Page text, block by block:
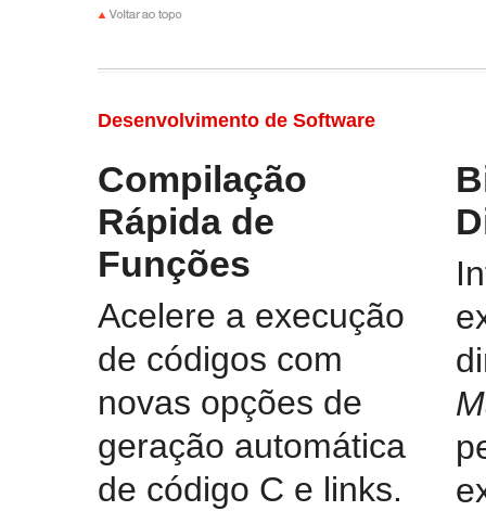
Desenvolvimento de Software
Compilação
Rápida de
Funções
Acelere a execução
de códigos com
novas opções de
geração automática
de código C e links.